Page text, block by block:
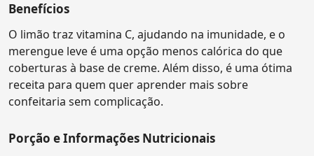
Benefícios
O limão traz vitamina C, ajudando na imunidade, e o
merengue leve é uma opção menos calórica do que
coberturas à base de creme. Além disso, é uma ótima
receita para quem quer aprender mais sobre
confeitaria sem complicação.
Porção e Informações Nutricionais